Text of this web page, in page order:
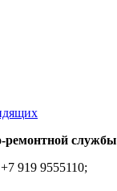
ремонтной службы
919 9555110;